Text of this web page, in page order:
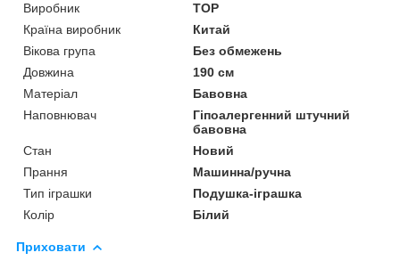
Виробник
TOP
Країна виробник
Китай
Вікова група
Без обмежень
Довжина
190 см
Матеріал
Бавовна
Наповнювач
Гіпоалергенний штучний
бавовна
Стан
Новий
Прання
Машинна/ручна
Тип іграшки
Подушка-іграшка
Колір
Білий
Приховати